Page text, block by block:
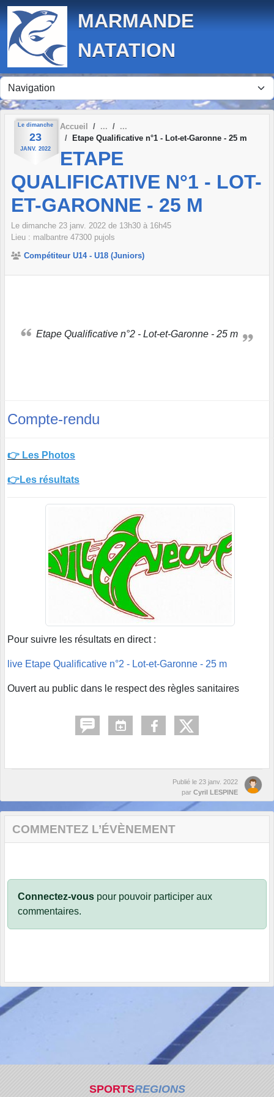
MARMANDE
NATATION
Le dimanche
23
JANV. 2022
Accueil
Etape Qualificative n°1 - Lot-et-Garonne - 25 m
ETAPE
QUALIFICATIVE N°1 - LOT-
ET-GARONNE - 25 M
Le dimanche 23 janv. 2022 de 13h30 à 16h45
Lieu : malbantre 47300 pujols
Compétiteur U14 - U18 (Juniors)
Etape Qualificative n°2 - Lot-et-Garonne - 25 m
Compte-rendu
👉 Les P hotos
👉Les résultats
Pour suivre les résultats en direct :
live Etape Qualificative n°2 - Lot-et-Garonne - 25 m
Ouvert au public dans le respect des règles sanitaires
Publié le 23 janv. 2022
par Cyril LESPINE
COMMENTEZ L’ÉVÈNEMENT
Connectez-vous pour pouvoir participer aux
commentaires.
SPORTSREGIONS
Panneau de gestion des cookies